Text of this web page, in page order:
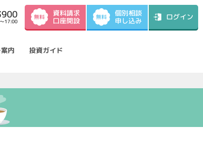
17:00
無料 資料請求
口座開設 無料 個別相談
申し込み ログイン
内 投資ガイド